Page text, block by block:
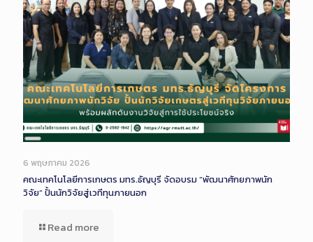
Long
Description
6 พฤษภาคม 2026
คณะเทคโนโลยีการเกษตร มทร.ธัญบุรี จัดอบรม “พัฒนาศักยภาพนัก
วิจัย” ปั้นนักวิจัยสู่เวทีทุนภายนอก
Read more